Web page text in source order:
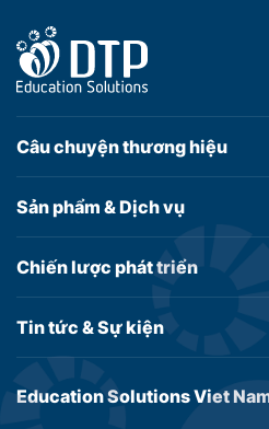
Education Solutions Viet
Câu chuyệnthương hiệu
Sản phẩm &Dịch vụ
Chiến lược phát triển
Tin tức &Sự kiện